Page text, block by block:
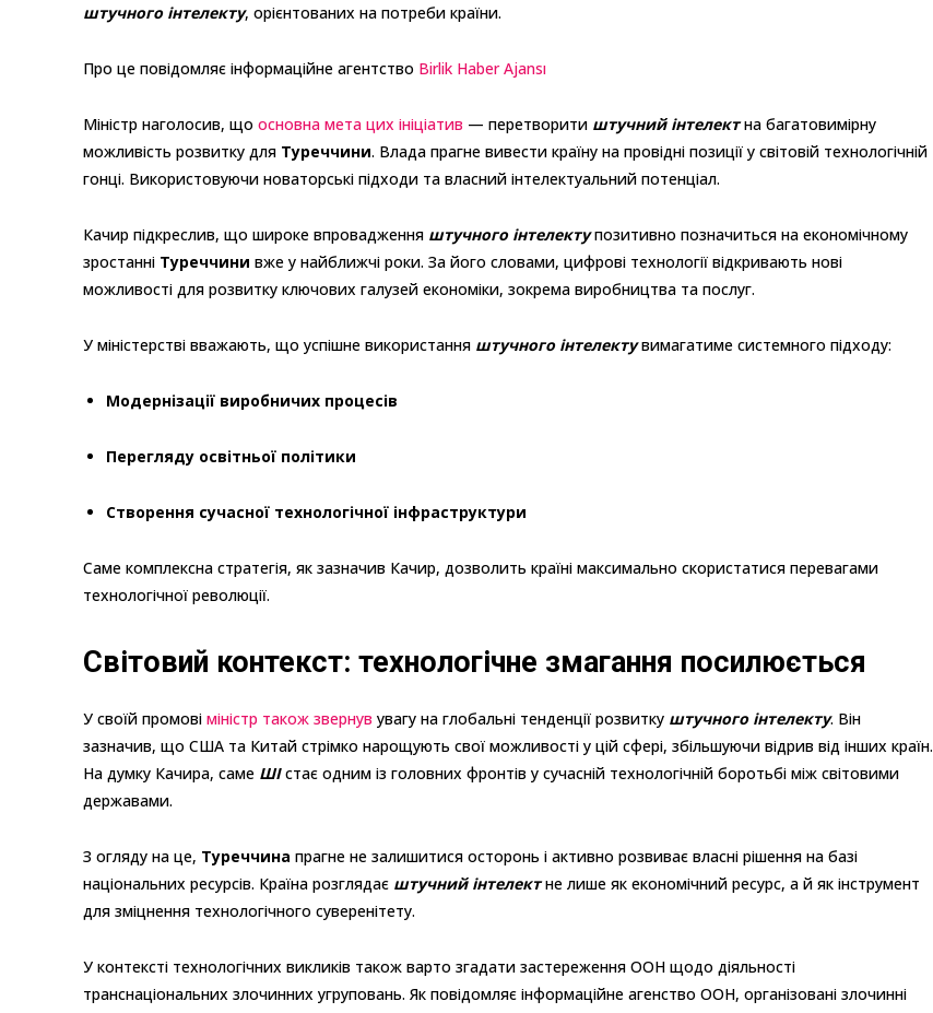
штучного інтелекту, орієнтованих на потреби країни.
Про це повідомляє інформаційне агентство Birlik Haber Ajansı
Міністр наголосив, що основна мета цих ініціатив — перетворити штучний інтелектна багатовимірну
можливість розвитку для Туреччини. Влада прагне вивести країну на провідні позиції у світовій технологічній
гонці. Використовуючи новаторські підходи та власний інтелектуальний потенціал.
Качир підкреслив, що широке впровадження штучного інтелектупозитивно позначиться на економічному
зростанні Туреччини вже у найближчі роки. За його словами, цифрові технології відкривають нові
можливості для розвитку ключових галузей економіки, зокрема виробництва та послуг.
У міністерстві вважають, що успішне використання штучного інтелектувимагатиме системного підходу:
Модернізації виробничих процесів
Перегляду освітньої політики
Створення сучасної технологічної інфраструктури
Саме комплексна стратегія, як зазначив Качир, дозволить країні максимально скористатися перевагами
технологічної революції.
Світовий контекст: технологічне змагання посилюється
У своїй промові міністр також звернув увагу на глобальні тенденції розвитку штучного інтелекту. Він
зазначив, що США та Китай стрімко нарощують свої можливості у цій сфері, збільшуючи відрив від інших країн.
На думку Качира, саме ШІстає одним із головних фронтів у сучасній технологічній боротьбі між світовими
державами.
З огляду на це, Туреччина прагне не залишитися осторонь і активно розвиває власні рішення на базі
національних ресурсів. Країна розглядає штучний інтелектне лише як економічний ресурс, а й як інструмент
для зміцнення технологічного суверенітету.
У контексті технологічних викликів також варто згадати застереження ООН щодо діяльності
транснаціональних злочинних угруповань. Як повідомляє інформаційне агенство ООН, організовані злочинні